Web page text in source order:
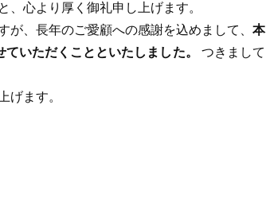
心より厚く御礼申し上げます。
、長年のご愛顧への感謝を込めまして、 本
いただくことといたしました。 つきまして
げます。